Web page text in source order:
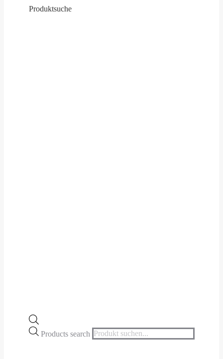
Produktsuche
Products search